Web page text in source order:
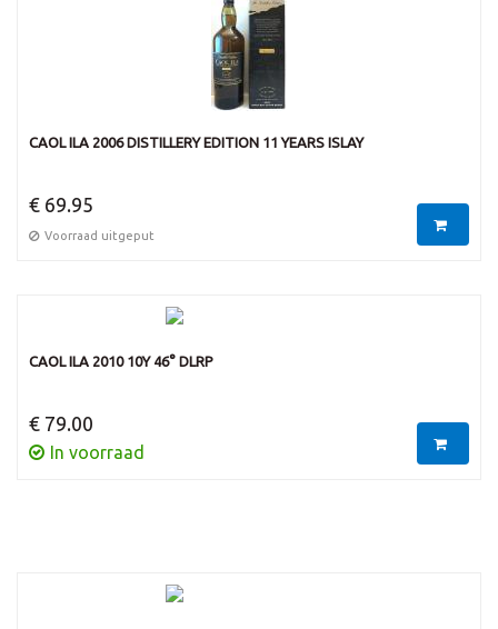
CAOL ILA 2006 DISTILLERY EDITION 11 YEARS ISLAY
€ 69.95
Voorraad uitgeput
CAOL ILA 2010 10Y 46° DLRP
€ 79.00
In voorraad